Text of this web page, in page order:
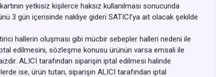
yetkisiz kişilerce haksız kullanılması sonucunda
3 gün içerisinde nakliye gideri SATICI’ya ait olacak şekilde
hallerin oluşması gibi mücbir sebepler halleri nedeni ile
edilmesini, sözleşme konusu ürünün varsa emsali ile
ALICI tarafından siparişin iptal edilmesi halinde
ise, ürün tutarı, siparişin ALICI tarafından iptal